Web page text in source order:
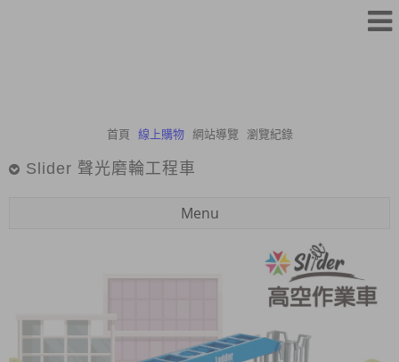
首頁 線上購物 網站導覽 瀏覽紀錄
Slider 聲光磨輪工程車
Menu